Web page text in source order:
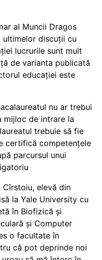
al Muncii Dragos
ultimelor discuții cu
lucrurile sunt mult
de varianta publicată
educației este
nu ar trebui
mijloc de intrare la
trebuie să fie
certifică competențele
parcursul unui
Cîrstoiu, elevă din
la Yale University cu
în Biofizică și
și Computer
o facultate în
că pot deprinde noi